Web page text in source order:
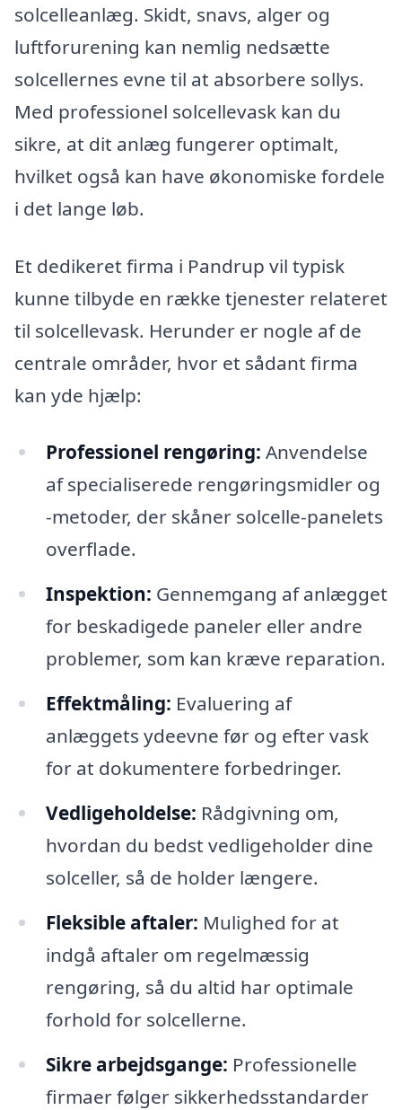
solcelleanlæg. Skidt, snavs, alger og
luftforurening kan nemlig nedsætte
solcellernes evne til at absorbere sollys.
Med professionel solcellevask kan du
sikre, at dit anlæg fungerer optimalt,
hvilket også kan have økonomiske fordele
i det lange løb.
Et dedikeret firma i Pandrup vil typisk
kunne tilbyde en række tjenester relateret
til solcellevask. Herunder er nogle af de
centrale områder, hvor et sådant firma
kan yde hjælp:
Professionel rengøring: Anvendelse
af specialiserede rengøringsmidler og
-metoder, der skåner solcelle-panelets
overflade.
Inspektion: Gennemgang af anlægget
for beskadigede paneler eller andre
problemer, som kan kræve reparation.
Effektmåling: Evaluering af
anlæggets ydeevne før og efter vask
for at dokumentere forbedringer.
Vedligeholdelse: Rådgivning om,
hvordan du bedst vedligeholder dine
solceller, så de holder længere.
Fleksible aftaler: Mulighed for at
indgå aftaler om regelmæssig
rengøring, så du altid har optimale
forhold for solcellerne.
Sikre arbejdsgange: Professionelle
firmaer følger sikkerhedsstandarder